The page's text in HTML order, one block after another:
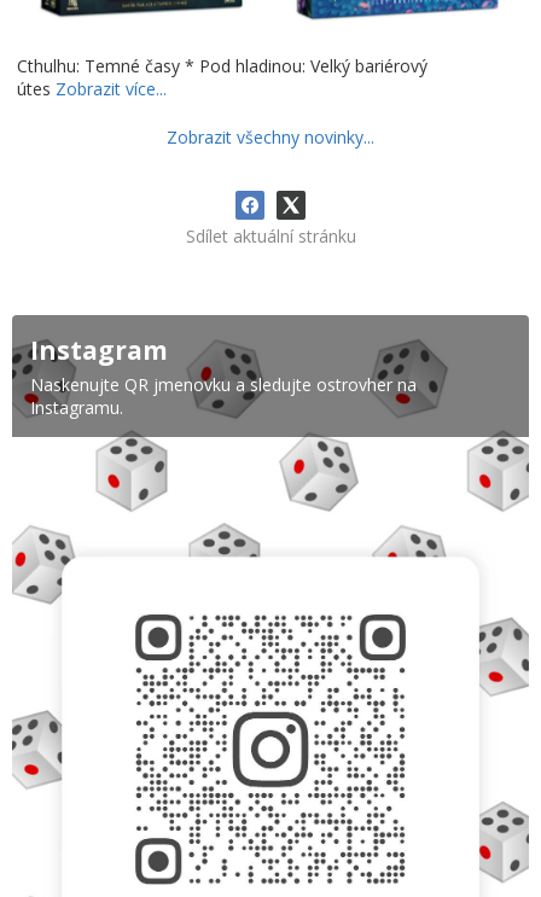
Cthulhu: Temné časy * Pod hladinou: Velký bariérový
útes Zobrazit více...
Zobrazit všechny novinky...
Sdílet aktuální stránku
Instagram
Naskenujte QR jmenovku a sledujte ostrovher na
Instagramu.